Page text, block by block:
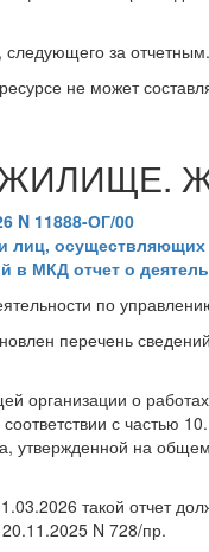
за отчетным.
не может
N 11888-ОГ/00
лиц,
в МКД отчет о
по
перечень
организации о
с частью
утвержденной на
такой отчет
N 728/пр.